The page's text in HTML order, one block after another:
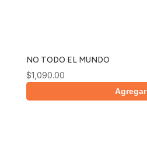
NO TODO EL MUNDO
$1,090.00
Agregar